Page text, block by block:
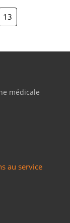
13
médicale
au service